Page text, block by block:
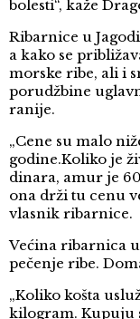
bolesti“, kaže
Ribarnice u
a kako se
morske ribe, ali i
porudžbine
ranije.
„Cene su malo
godine.Koliko je
dinara, amur je
ona drži tu cenu
vlasnik ribarnice.
Većina ribarnica
pečenje ribe.
„Koliko košta
kilogram. Kupuju